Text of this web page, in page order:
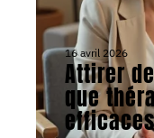
16 avril 2026
Attirer
que
efficaces